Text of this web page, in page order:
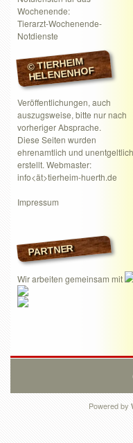
Wochenende:
Tierarzt-Wochenende-
Notdienste
© TIERHEIM
HELENENHOF
Veröffentlichungen, auch
auszugsweise, bitte nur nach
vorheriger Absprache.
Diese Seiten wurden
ehrenamtlich und unentgeltlich
erstellt. Webmaster:
info<ät>tierheim-huerth.de
Impressum
PARTNER
Wir arbeiten gemeinsam mit
Powered by